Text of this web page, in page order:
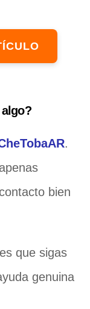
.
bien
que sigas
genuina